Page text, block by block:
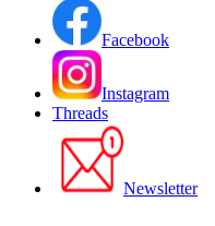
Facebook
Instagram
Threads
Newsletter